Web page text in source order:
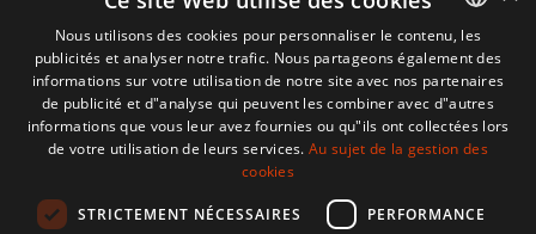
S'abonner
BASQUE
FRENCH
Nous utilisons des cookies pour personnaliser le contenu, les
publicités et analyser notre trafic. Nous partageons également des
informations sur votre utilisation de notre site avec nos partenaires
de publicité et d"analyse qui peuvent les combiner avec d"autres
informations que vous leur avez fournies ou qu"ils ont collectées lors
de votre utilisation de leurs services.Au sujet de la gestion des
cookies
STRICTEMENT NÉCESSAIRES PERFORMANCE